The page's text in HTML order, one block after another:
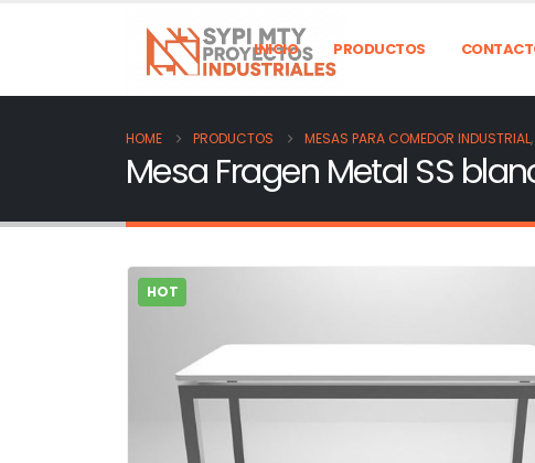
INICIO PRODUCTOS
HOME PRODUCTOS MESAS PARA COMEDOR INDUSTRIAL,
Mesa Fragen Metal SS
HOT